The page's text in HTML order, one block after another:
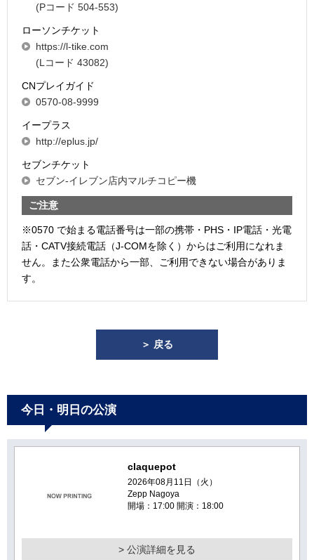
(Pコード 504-553)
ローソンチケット
https://l-tike.com
(Lコード 43082)
CNプレイガイド
0570-08-9999
イープラス
http://eplus.jp/
セブンチケット
セブン-イレブン店内マルチコピー機
ご注意
※0570 で始まる電話番号は一部の携帯・PHS・IP電話・光電
話・CATV接続電話（J-COMを除く）からはご利用になれま
せん。また公衆電話から一部、ご利用できない場合がありま
す。
＞ 戻る
今日・明日の公演
claquepot
2026年08月11日（火）
Zepp Nagoya
開場：17:00 開演：18:00
> 公演詳細を見る